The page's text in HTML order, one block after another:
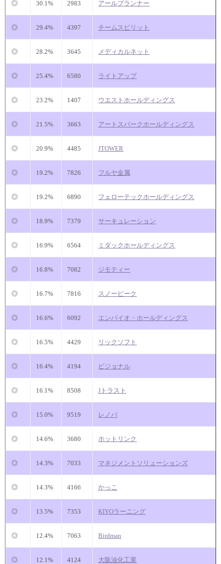
◎ 30.1% 2983 アールプランナー
◎ 29.4% 4397 チームスピリット
◎ 28.2% 3645 メディカルネット
◎ 25.4% 6580 ライトアップ
◎ 23.2% 1407 ウエストホールディングス
◎ 21.5% 3663 アートスパークホールディングス
◎ 20.9% 4485 JTOWER
◎ 19.2% 7826 フルヤ金属
◎ 19.2% 6890 フェローテックホールディングス
◎ 18.9% 7379 サーキュレーション
◎ 16.9% 6564 ミダックホールディングス
◎ 16.8% 7082 ジモティー
◎ 16.7% 7816 スノーピーク
◎ 16.6% 6092 エンバイオ・ホールディングス
◎ 16.5% 4429 リックソフト
◎ 16.4% 4194 ビジョナル
◎ 16.1% 8508 Jトラスト
◎ 15.0% 9519 レノバ
◎ 14.6% 3680 ホットリンク
◎ 14.3% 7033 マネジメントソリューションズ
◎ 14.3% 4166 かっこ
◎ 13.5% 7353 KIYOラーニング
◎ 12.4% 7063 Birdman
◎ 12.1% 4124 大阪油化工業